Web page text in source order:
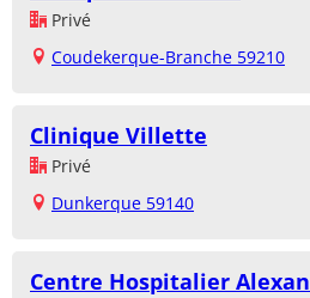
Privé
Coudekerque-Branche 59210
Clinique Villette
Privé
Dunkerque 59140
Centre Hospitalier